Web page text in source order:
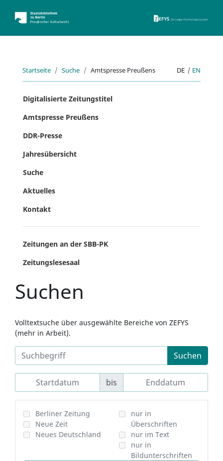
Startseite Suche Amtspresse Preußens DE | EN
Digitalisierte Zeitungstitel
Amtspresse Preußens
DDR-Presse
Jahresübersicht
Suche
Aktuelles
Kontakt
Zeitungen an der SBB-PK
Zeitungslesesaal
Suchen
Volltextsuche über ausgewählte Bereiche von ZEFYS
(mehr in Arbeit).
Suchen
bis
Berliner Zeitung
Neue Zeit
Neues Deutschland
nur in
Überschriften
nur im Text
nur in
Bildunterschriften